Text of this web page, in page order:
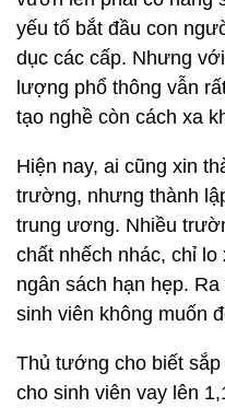
yếu tố bắt đầu con
dục các cấp. Nhưng
lượng phổ thông vẫn
tạo nghề còn cách xa
Hiện nay, ai cũng xin
trường, nhưng thành
trung ương. Nhiều
chất nhếch nhác, chỉ
ngân sách hạn hẹp.
sinh viên không muốn
Thủ tướng cho biết
cho sinh viên vay lên